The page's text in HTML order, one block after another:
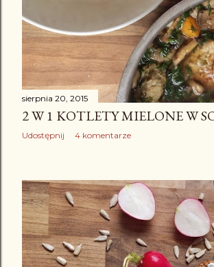
sierpnia 20, 2015
2 W 1 KOTLETY MIELONE W
Udostępnij 4 komentarze